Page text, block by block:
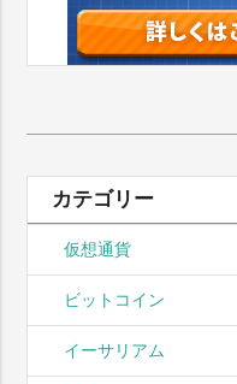
索:
カテゴリー
仮想通貨
ビットコイン
イーサリアム